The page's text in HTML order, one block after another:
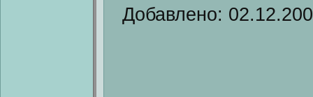
Добавлено: